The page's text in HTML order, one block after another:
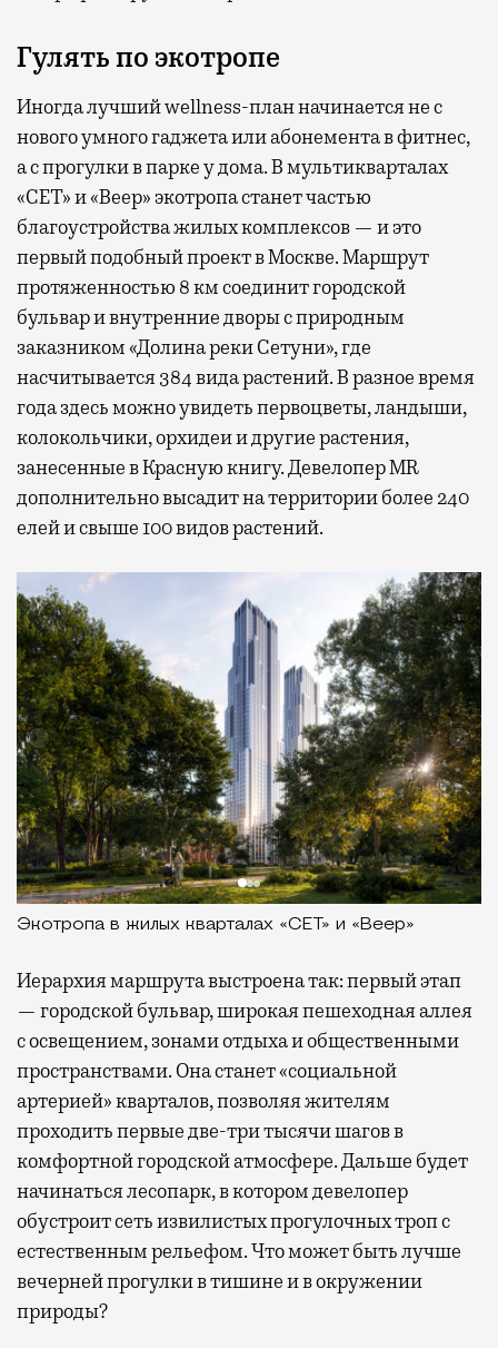
Гулять по экотропе
Иногда лучший wellness-план начинается не с
нового умного гаджета или абонемента в фитнес,
а с прогулки в парке у дома. В мультикварталах
«СЕТ» и «Веер» экотропа станет частью
благоустройства жилых комплексов — и это
первый подобный проект в Москве. Маршрут
протяженностью 8 км соединит городской
бульвар и внутренние дворы с природным
заказником «Долина реки Сетуни», где
насчитывается 384 вида растений. В разное время
года здесь можно увидеть первоцветы, ландыши,
колокольчики, орхидеи и другие растения,
занесенные в Красную книгу. Девелопер MR
дополнительно высадит на территории более 240
елей и свыше 100 видов растений.
Экотропа в жилых кварталах «СЕТ» и «Веер»
Иерархия маршрута выстроена так: первый этап
— городской бульвар, широкая пешеходная аллея
с освещением, зонами отдыха и общественными
пространствами. Она станет «социальной
артерией» кварталов, позволяя жителям
проходить первые две-три тысячи шагов в
комфортной городской атмосфере. Дальше будет
начинаться лесопарк, в котором девелопер
обустроит сеть извилистых прогулочных троп с
естественным рельефом. Что может быть лучше
вечерней прогулки в тишине и в окружении
природы?